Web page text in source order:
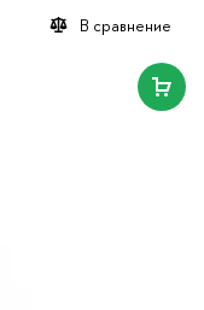
В сравнение